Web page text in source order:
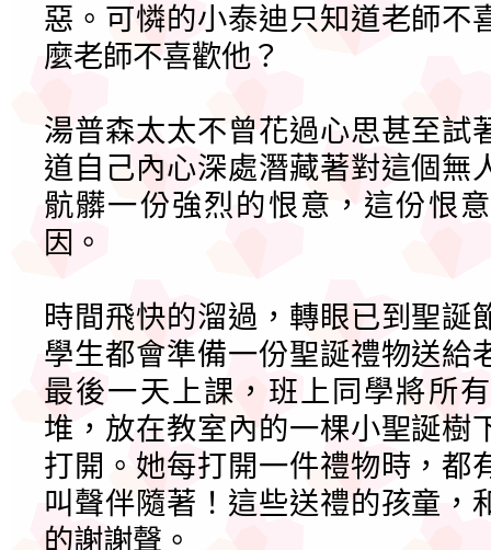
惡。可憐的小泰迪只知道老師不
麼老師不喜歡他？
湯普森太太不曾花過心思甚至試
道自己內心深處潛藏著對這個無
骯髒一份強烈的恨意，這份恨
因。
時間飛快的溜過，轉眼已到聖誕
學生都會準備一份聖誕禮物送給
最後一天上課，班上同學將所
堆，放在教室內的一棵小聖誕樹
打開。她每打開一件禮物時，都
叫聲伴隨著！這些送禮的孩童，
的謝謝聲。